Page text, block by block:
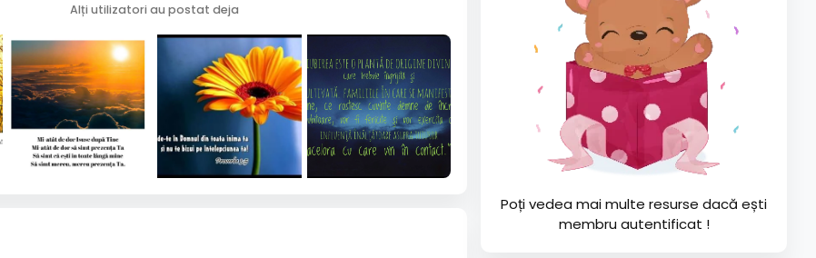
Alți utilizatori au postat deja
Poți vedea mai multe resurse dacă ești
membru autentificat !